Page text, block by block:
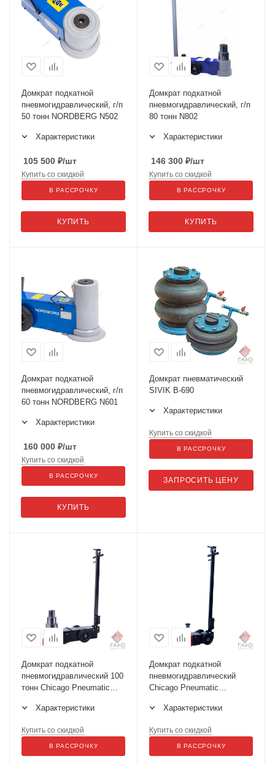
Домкрат подкатной
пневмогидравлический, г/п
50 тонн NORDBERG N502
Характеристики
105 500 ₽/шт
КУПИТЬ
Купить со скидкой
В РАССРОЧКУ
Домкрат подкатной
пневмогидравлический, г/п
80 тонн N802
Характеристики
146 300 ₽/шт
КУПИТЬ
Купить со скидкой
В РАССРОЧКУ
Домкрат подкатной
пневмогидравлический, г/п
60 тонн NORDBERG N601
Характеристики
160 000 ₽/шт
КУПИТЬ
Купить со скидкой
В РАССРОЧКУ
Домкрат пневматический
SIVIK В-690
Характеристики
ЗАПРОСИТЬ ЦЕНУ
Купить со скидкой
В РАССРОЧКУ
Домкрат подкатной
пневмогидравлический 100
тонн Chicago Pneumatic
Характеристики
Купить со скидкой
В РАССРОЧКУ
Домкрат подкатной
пневмогидравлический
Chicago Pneumatic
Характеристики
Купить со скидкой
В РАССРОЧКУ